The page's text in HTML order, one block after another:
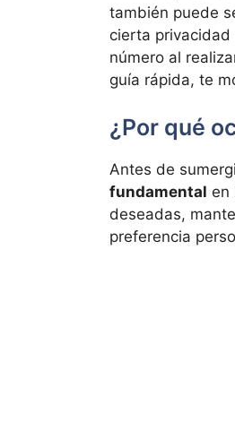
también puede
cierta privacidad
número al
guía rápida, te
¿Por qué
Antes de
fundamental en
deseadas,
preferencia